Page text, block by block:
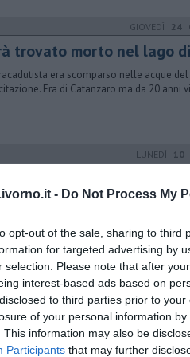
- Do Not Process My
opt-out of the sale, sharing to third
for targeted advertising by
selection. Please note that after
interest-based ads based on
to third parties prior to
of your personal information
This information may also be
Participants that may further
GIOVEDÌ 24
trovato morto nel lago
era scomparso nelle acque
Era di Catanzaro ma da 20 anni
LUNEDÌ 10
Nazioni per la sua opera meritoria
SABATO
per i dazi di
decima Conferenza Economica a Roma
per la tassazione sui vini